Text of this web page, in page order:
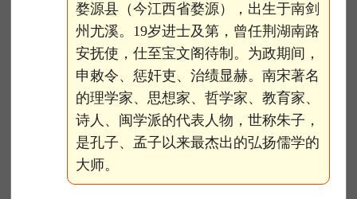
婺源县（今江西省婺源），出生于南剑
州尤溪。19岁进士及第，曾任荆湖南路
安抚使，仕至宝文阁待制。为政期间，
申敕令、惩奸吏、治绩显赫。南宋著名
的理学家、思想家、哲学家、教育家、
诗人、闽学派的代表人物，世称朱子，
是孔子、孟子以来最杰出的弘扬儒学的
大师。